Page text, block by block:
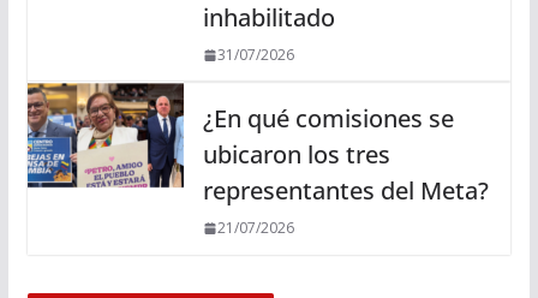
inhabilitado
31/07/2026
¿En qué comisiones se
ubicaron los tres
representantes del Meta?
21/07/2026